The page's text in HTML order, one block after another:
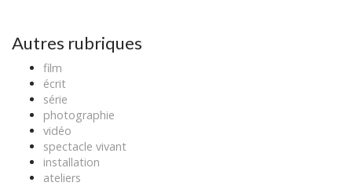
t
Autres rubriques
film
écrit
série
photographie
vidéo
spectacle vivant
installation
ateliers